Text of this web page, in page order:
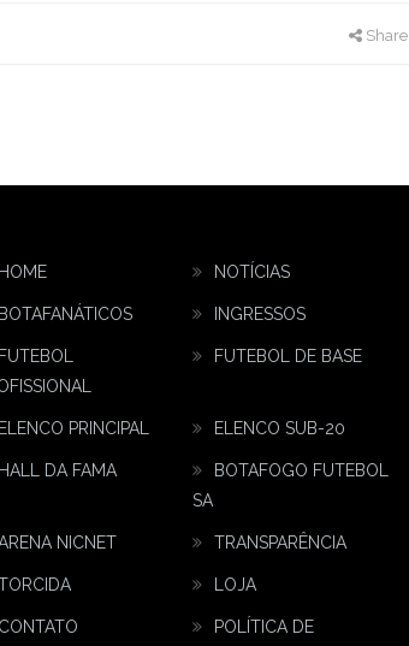
Share:
HOME NOTÍCIAS
BOTAFANÁTICOS INGRESSOS
FUTEBOL
FUTEBOL DE BASE
ELENCO PRINCIPAL ELENCO SUB-20
HALL DA FAMA
BOTAFOGO FUTEBOL
SA
NICNET TRANSPARÊNCIA
LOJA
CONTATO POLÍTICA DE